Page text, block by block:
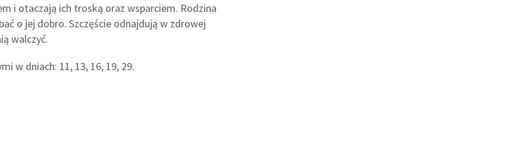
i otaczają ich troską oraz wsparciem. Rodzina
o jej dobro. Szczęście odnajdują w zdrowej
walczyć.
w dniach: 11, 13, 16, 19, 29.